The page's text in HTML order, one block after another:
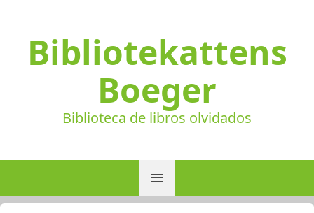
Bibliotekattens
Boeger
Biblioteca de libros olvidados